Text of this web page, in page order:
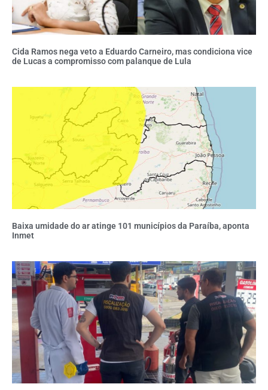
Cida Ramos nega veto a Eduardo Carneiro, mas condiciona vice
de Lucas a compromisso com palanque de Lula
Baixa umidade do ar atinge 101 municípios da Paraíba, aponta
Inmet